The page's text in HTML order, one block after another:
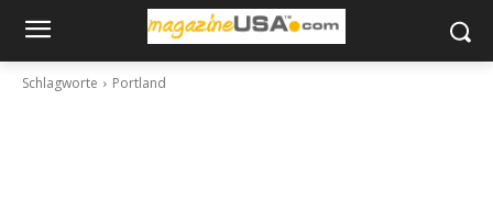
Schlagworte Portland